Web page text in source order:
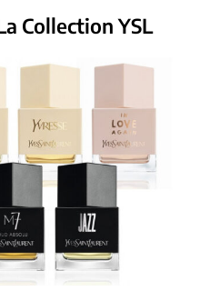
Collection YSL